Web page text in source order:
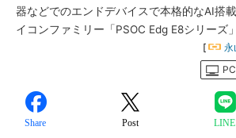
器などでのエンドデバイスで本格的なAI搭
イコンファミリー「PSOC Edg E8シリーズ
[ 永
Share Post LINE